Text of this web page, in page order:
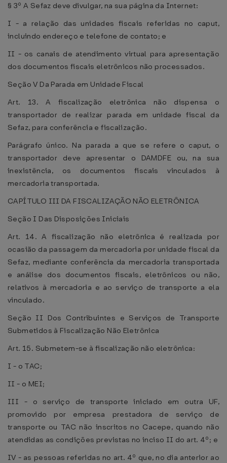
§ 3º A Sefaz deve divulgar, na sua página da Internet:
I - a relação das unidades fiscais referidas no caput,
incluindo endereço e telefone de contato; e
II - os canais de atendimento virtual para apresentação
dos documentos fiscais eletrônicos não processados.
Seção V Da Parada em Unidade Fiscal
Art. 13. A fiscalização eletrônica não dispensa o
transportador de realizar parada em unidade fiscal da
Sefaz, para conferência e fiscalização.
Parágrafo único. Na parada a que se refere o caput, o
transportador deve apresentar o DAMDFE ou, na sua
inexistência, os documentos fiscais vinculados à
mercadoria transportada.
CAPÍTULO III DA FISCALIZAÇÃO NÃO ELETRÔNICA
Seção I Das Disposições Iniciais
Art. 14. A fiscalização não eletrônica é realizada por
ocasião da passagem da mercadoria por unidade fiscal da
Sefaz, mediante conferência da mercadoria transportada
e análise dos documentos fiscais, eletrônicos ou não,
relativos à mercadoria e ao serviço de transporte a ela
vinculado.
Seção II Dos Contribuintes e Serviços de Transporte
Submetidos à Fiscalização Não Eletrônica
Art. 15. Submetem-se à fiscalização não eletrônica:
I - o TAC;
II - o MEI;
III - o serviço de transporte iniciado em outra UF,
promovido por empresa prestadora de serviço de
transporte ou TAC não inscritos no Cacepe, quando não
atendidas as condições previstas no inciso II do art. 4º; e
IV - as pessoas referidas no art. 4º que, no dia anterior ao